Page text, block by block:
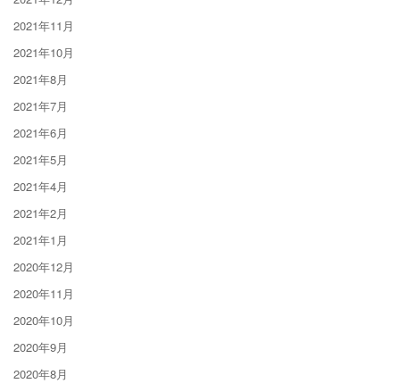
2021年11月
2021年10月
2021年8月
2021年7月
2021年6月
2021年5月
2021年4月
2021年2月
2021年1月
2020年12月
2020年11月
2020年10月
2020年9月
2020年8月